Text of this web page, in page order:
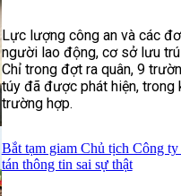
Lực lượng công an và các
người lao động, cơ sở lưu
Chỉ trong đợt ra quân, 9
túy đã được phát hiện, trong
trường hợp.
Bắt tạm giam Chủ tịch Công
tán thông tin sai sự thật